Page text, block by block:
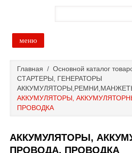
меню
Основной каталог товаров
Доставка и оплата
Контакты
Главная / Основной каталог
СТАРТЕРЫ, ГЕНЕРАТОРЫ
АККУМУЛЯТОРЫ,
ПРОВОДКА
АККУМУЛЯТОРЫ,
ПРОВОДА, ПРОВОДКА